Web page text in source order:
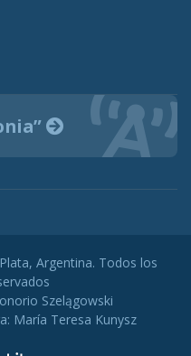
Argentina. Todos los
Szelągowski
María Teresa Kunysz